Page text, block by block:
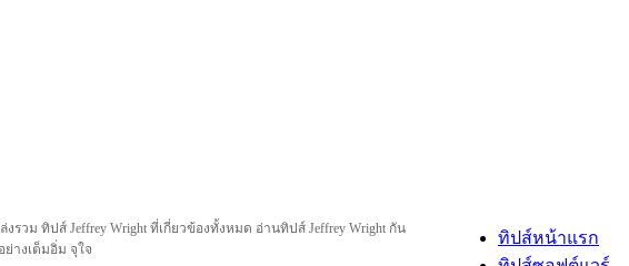
งรวม ทิปส์ Jeffrey Wright ที่เกี่ยวข้องทั้งหมด อ่านทิปส์ Jeffrey Wright กัน
ย่างเต็มอิ่ม จุใจ
ทิปส์หน้าแรก